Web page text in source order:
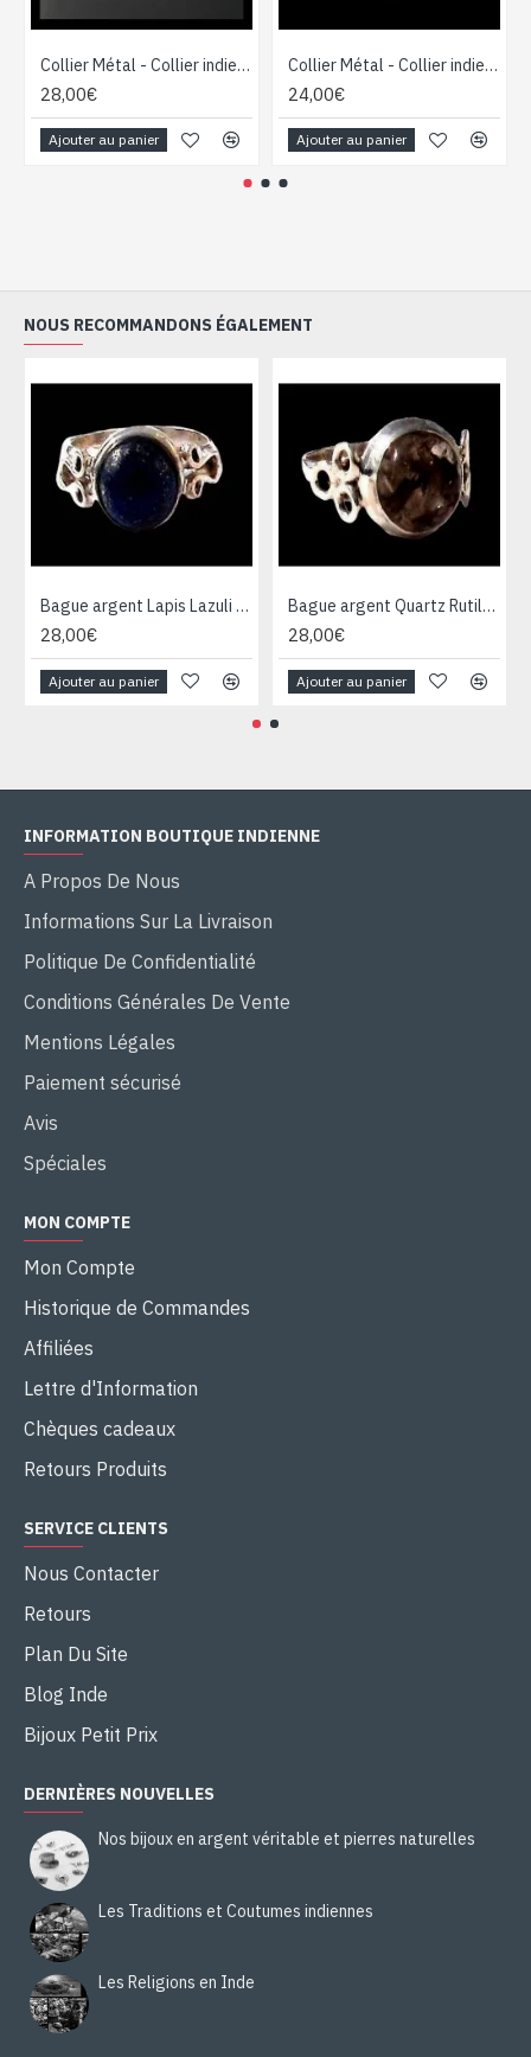
Collier Métal - Collier indien - Bijoux Inde
28,00€
Ajouter au panier
Collier Métal - Collier indien - Bijoux Inde
24,00€
Ajouter au panier
NOUS RECOMMANDONS ÉGALEMENT
Bague argent Lapis Lazuli - Bijoux Inde - Bijoux indiens
28,00€
Ajouter au panier
Bague argent Quartz Rutile - Bague indienne - Bijoux indiens
28,00€
Ajouter au panier
INFORMATION BOUTIQUE INDIENNE
A Propos De Nous
Informations Sur La Livraison
Politique De Confidentialité
Conditions Générales De Vente
Mentions Légales
Paiement sécurisé
Avis
Spéciales
MON COMPTE
Mon Compte
Historique de Commandes
Affiliées
Lettre d'Information
Chèques cadeaux
Retours Produits
SERVICE CLIENTS
Nous Contacter
Retours
Plan Du Site
Blog Inde
Bijoux Petit Prix
DERNIÈRES NOUVELLES
Nos bijoux en argent véritable et pierres naturelles
Les Traditions et Coutumes indiennes
Les Religions en Inde